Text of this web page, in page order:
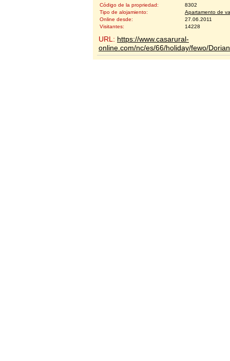
Código de la propriedad:
8302
Tipo de alojamiento:
Apartamento de
Online desde:
27.06.2011
Visitantes:
14228
URL: https://www.casarural-
online.com/nc/es/66/holiday/fewo/